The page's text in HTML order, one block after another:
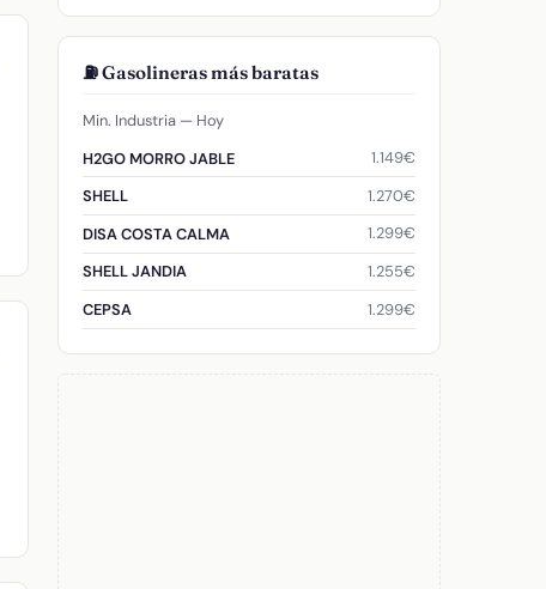
⛽ Gasolineras más baratas
Min. Industria — Hoy
H2GO MORRO JABLE
1.149€
SHELL
1.270€
DISA COSTA CALMA
1.299€
SHELL JANDIA
1.255€
CEPSA
1.299€